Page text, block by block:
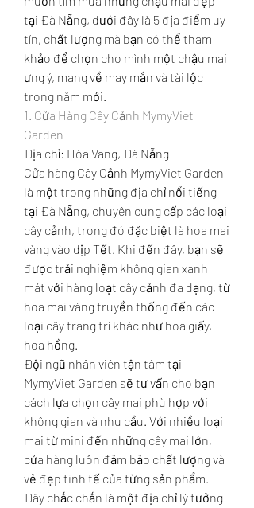
tại Đà Nẵng, dưới đây là 5 địa điểm uy
tín, chất lượng mà bạn có thể tham
khảo để chọn cho mình một chậu mai
ưng ý, mang về may mắn và tài lộc
trong năm mới.
1. Cửa Hàng Cây Cảnh MymyViet
Garden
Địa chỉ: Hòa Vang, Đà Nẵng
Cửa hàng Cây Cảnh MymyViet Garden
là một trong những địa chỉ nổi tiếng
tại Đà Nẵng, chuyên cung cấp các loại
cây cảnh, trong đó đặc biệt là hoa mai
vàng vào dịp Tết. Khi đến đây, bạn sẽ
được trải nghiệm không gian xanh
mát với hàng loạt cây cảnh đa dạng, từ
hoa mai vàng truyền thống đến các
loại cây trang trí khác như hoa giấy,
hoa hồng.
Đội ngũ nhân viên tận tâm tại
MymyViet Garden sẽ tư vấn cho bạn
cách lựa chọn cây mai phù hợp với
không gian và nhu cầu. Với nhiều loại
mai từ mini đến những cây mai lớn,
cửa hàng luôn đảm bảo chất lượng và
vẻ đẹp tinh tế của từng sản phẩm.
Đây chắc chắn là một địa chỉ lý tưởng